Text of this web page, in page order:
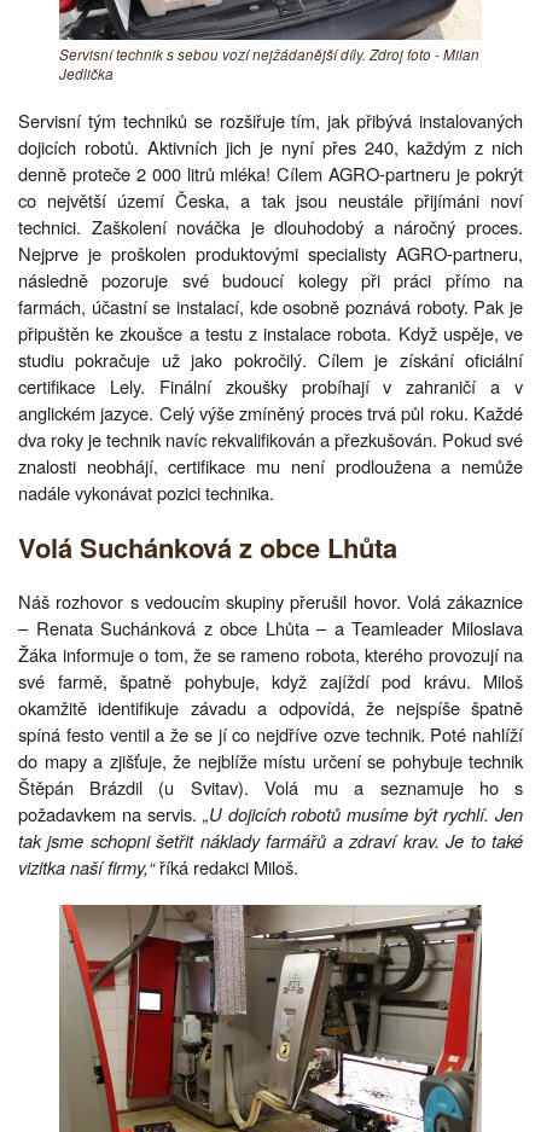
Servisní technik s sebou vozí nejžádanější díly. Zdroj foto - Milan
Jedlička
Servisní tým techniků se rozšiřuje tím, jak přibývá instalovaných
dojicích robotů. Aktivních jich je nyní přes 240, každým z nich
denně proteče 2 000 litrů mléka! Cílem AGRO-partneru je pokrýt
co největší území Česka, a tak jsou neustále přijímáni noví
technici. Zaškolení nováčka je dlouhodobý a náročný proces.
Nejprve je proškolen produktovými specialisty AGRO-partneru,
následně pozoruje své budoucí kolegy při práci přímo na
farmách, účastní se instalací, kde osobně poznává roboty. Pak je
připuštěn ke zkoušce a testu z instalace robota. Když uspěje, ve
studiu pokračuje už jako pokročilý. Cílem je získání oficiální
certifikace Lely. Finální zkoušky probíhají v zahraničí a v
anglickém jazyce. Celý výše zmíněný proces trvá půl roku. Každé
dva roky je technik navíc rekvalifikován a přezkušován. Pokud své
znalosti neobhájí, certifikace mu není prodloužena a nemůže
nadále vykonávat pozici technika.
Volá Suchánková z obce Lhůta
Náš rozhovor s vedoucím skupiny přerušil hovor. Volá zákaznice
– Renata Suchánková z obce Lhůta – a Teamleader Miloslava
Žáka informuje o tom, že se rameno robota, kterého provozují na
své farmě, špatně pohybuje, když zajíždí pod krávu. Miloš
okamžitě identifikuje závadu a odpovídá, že nejspíše špatně
spíná festo ventil a že se jí co nejdříve ozve technik. Poté nahlíží
do mapy a zjišťuje, že nejblíže místu určení se pohybuje technik
Štěpán Brázdil (u Svitav). Volá mu a seznamuje ho s
požadavkem na servis. „U dojicích robotů musíme být rychlí. Jen
tak jsme schopni šetřit náklady farmářů a zdraví krav. Je to také
vizitka naší firmy,“říká redakci Miloš.